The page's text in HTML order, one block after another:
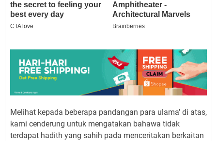
Melihat kepada beberapa pandangan para ulama’ di atas,
kami cenderung untuk mengatakan bahawa tidak
terdapat hadith yang sahih pada menceritakan berkaitan